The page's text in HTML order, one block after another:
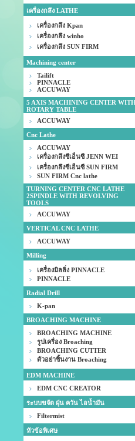
เครื่องกลึง LATHE
เครื่องกลึง Kpan
เครื่องกลึง winho
เครื่องกลึง SUN FIRM
Machining center
Tailift
PINNACLE
ACCUWAY
5 AXIS MACHINING CENTER
ROTARY TABLE
ACCUWAY
Cnc Lathe
ACCUWAY
เครื่องกลึงซีเอ็นซี JENN WEI
เครื่องกลึงซีเอ็นซี SUN FIRM
SUN FIRM Cnc lathe
TURNING CENTER CNC LATHE
2SPINDLE WITH REVOLVING
TOOLS
ACCUWAY
VERTICAL CNC LATHE
ACCUWAY
Milling
เครื่องมิลลิ่ง PINNACLE
PINNACLE
Radial Drill
K-pan
BROACHING MACHINE
BROACHING MACHINE
รูปเครื่อง Broaching
BROACHING CUTTER
ตัวอย่าชิ้นงาน Broaching
EDM MACHINE
EDM CNC CREATOR
ระบบขจัด ฝุ่น ควัน ไอน้ำมัน
Filtermist
หัวข้อพิเศษ